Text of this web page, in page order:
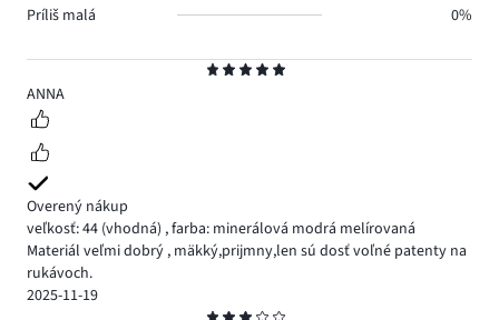
5
ANNA
Overený nákup
veľkosť: 44 (vhodná) ,farba: minerálová modrá melírovaná
Materiál veľmi dobrý , mäkký,prijmny,len sú dosť voľné patenty na
rukávoch.
2025-11-19
Príliš malá
0%